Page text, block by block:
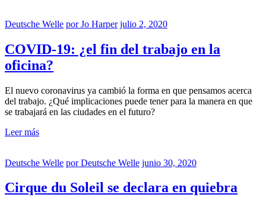
Deutsche Welle porJo Harper julio 2, 2020
COVID-19: ¿el fin del trabajo en la
oficina?
El nuevo coronavirus ya cambió la forma en que pensamos acerca
del trabajo. ¿Qué implicaciones puede tener para la manera en que
se trabajará en las ciudades en el futuro?
Leer más
Deutsche Welle porDeutsche Welle junio 30, 2020
Cirque du Soleil se declara en quiebra